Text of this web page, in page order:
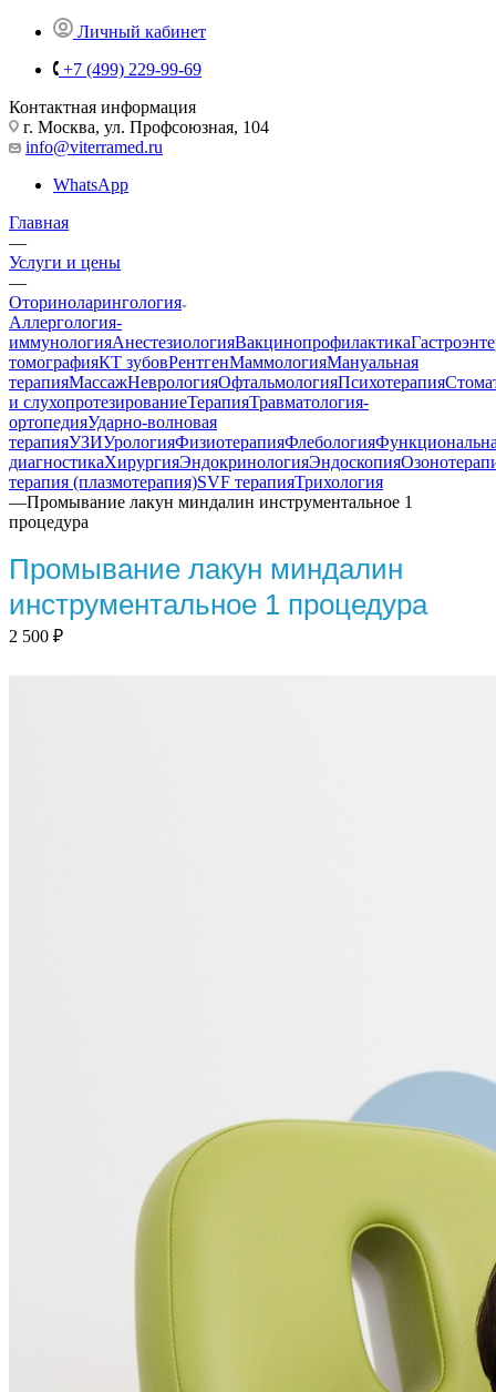
Личный кабинет
+7 (499) 229-99-69
Контактная информация
г. Москва, ул. Профсоюзная, 104
info@viterramed.ru
WhatsApp
Главная
—
Услуги и цены
—
Оториноларингология
Аллергология-
иммунологияАнестезиологияВакцинопрофилактика
томографияКТ зубовРентгенМаммологияМануальная
терапияМассажНеврологияОфтальмологияПсихотерапия
и слухопротезированиеТерапияТравматология-
ортопедияУдарно-волновая
терапияУЗИУрологияФизиотерапияФлебология
диагностикаХирургияЭндокринологияЭндоскопия
терапия (плазмотерапия)SVF терапияТрихология
—Промывание лакун миндалин инструментальное 1
процедура
Промывание лакун миндалин
инструментальное 1 процедура
2 500 ₽